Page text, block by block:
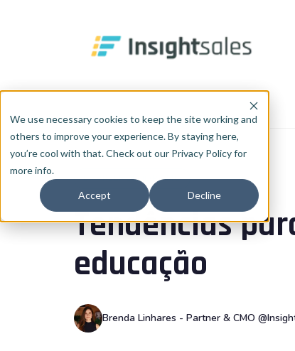
We use necessary cookies to keep the site working and
others to improve your experience. By staying here,
you’re cool with that. Check out our Privacy Policy for
more info.
Accept Decline
EMPREENDEDORISMO
Tendências
educação
Brenda Linhares - Partner & CMO